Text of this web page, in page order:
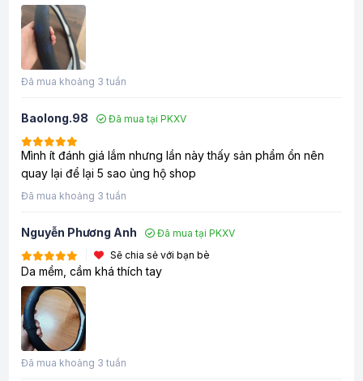
Đã mua khoảng 3 tuần
Baolong.98 Đã mua tại PKXV
Mình ít đánh giá lắm nhưng lần này thấy sản phẩm ổn nên
quay lại để lại 5 sao ủng hộ shop
Đã mua khoảng 3 tuần
Nguyễn Phương Anh
Đã mua tại PKXV
Sẽ chia sẻ với bạn bè
Da mềm, cầm khá thích tay
Đã mua khoảng 3 tuần